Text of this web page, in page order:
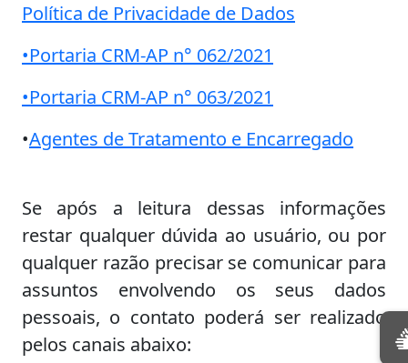
Política de Privacidade de Dados
•Portaria CRM-AP n° 062/2021
•Portaria CRM-AP n° 063/2021
•Agentes de Tratamento e Encarregado
Se após a leitura dessas informações
restar qualquer dúvida ao usuário, ou por
qualquer razão precisar se comunicar para
assuntos envolvendo os seus dados
pessoais, o contato poderá ser realizado
pelos canais abaixo: